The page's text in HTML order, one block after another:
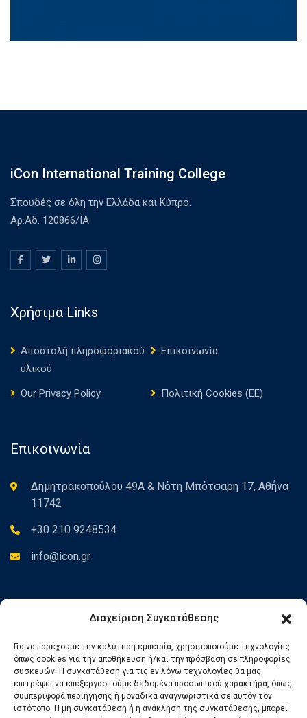
Διαχείριση Συγκατάθεσης
Για να παρέχουμε την καλύτερη εμπειρία, χρησιμοποιούμε τεχνολογίες
όπως cookies για την αποθήκευση ή/και την πρόσβαση σε πληροφορίες
συσκευών. Η συγκατάθεση για τις εν λόγω τεχνολογίες θα μας
επιτρέψει να επεξεργαστούμε δεδομένα προσωπικού χαρακτήρα, όπως
συμπεριφορά περιήγησης ή μοναδικά αναγνωριστικά σε αυτόν τον
ιστότοπο. Η μη συγκατάθεση ή η ανάκληση της συγκατάθεσης, μπορεί
iCon International Training College
Σπουδές σε όλη την Ελλάδα και Κύπρο.
Αρ.Αδ. 120866/ΙΑ
Χρήσιμα Links
Αποστολή πληροφοριακού
υλικού
Επικοινωνία
Our Privacy Policy Πολιτική Cookies (ΕΕ)
Επικοινωνία
Δημητρακοπούλου 49Α & Νότη Μπότσαρη 17, Αθήνα
11742
+30 210 9248534
info@icon.gr
Εγγραφείτε στο Newsletter για να ενημερώνεστε για τα νέα
μας.